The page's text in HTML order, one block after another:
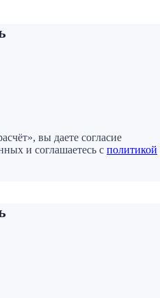
вы даете согласие
и соглашаетесь c политикой